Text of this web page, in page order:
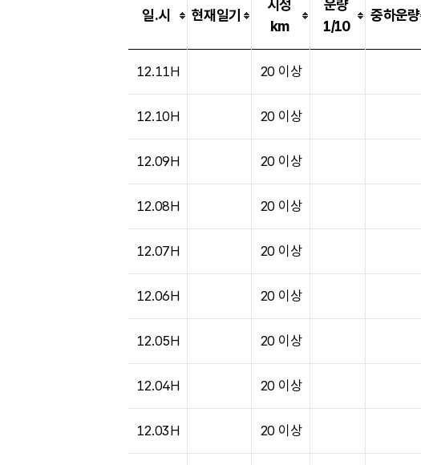
일.시 현재일기
시정
km
운량
1/10
중하운량
12.11H 20 이상
12.10H 20 이상
12.09H 20 이상
12.08H 20 이상
12.07H 20 이상
12.06H 20 이상
12.05H 20 이상
12.04H 20 이상
12.03H 20 이상